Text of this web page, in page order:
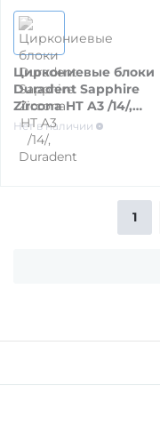
Циркониевые блоки
Duradent Sapphire
Zircona HT A3 /14/,
Duradent
Нет в наличии
1